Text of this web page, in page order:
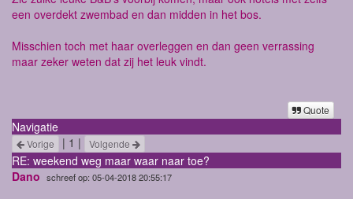
een overdekt zwembad en dan midden in het bos.
Misschien toch met haar overleggen en dan geen verrassing
maar zeker weten dat zij het leuk vindt.
Quote
Navigatie
Vorige | 1 | Volgende
RE: weekend weg maar waar naar toe?
Dano schreef op: 05-04-2018 20:55:17